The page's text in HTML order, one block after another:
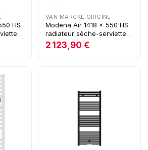
HS
VAN MARCKE ORIGINE
Modena Air 1418 x 550 HS
radiateur sèche-serviettes
blanc (RAL 9016)
2 123,90 €